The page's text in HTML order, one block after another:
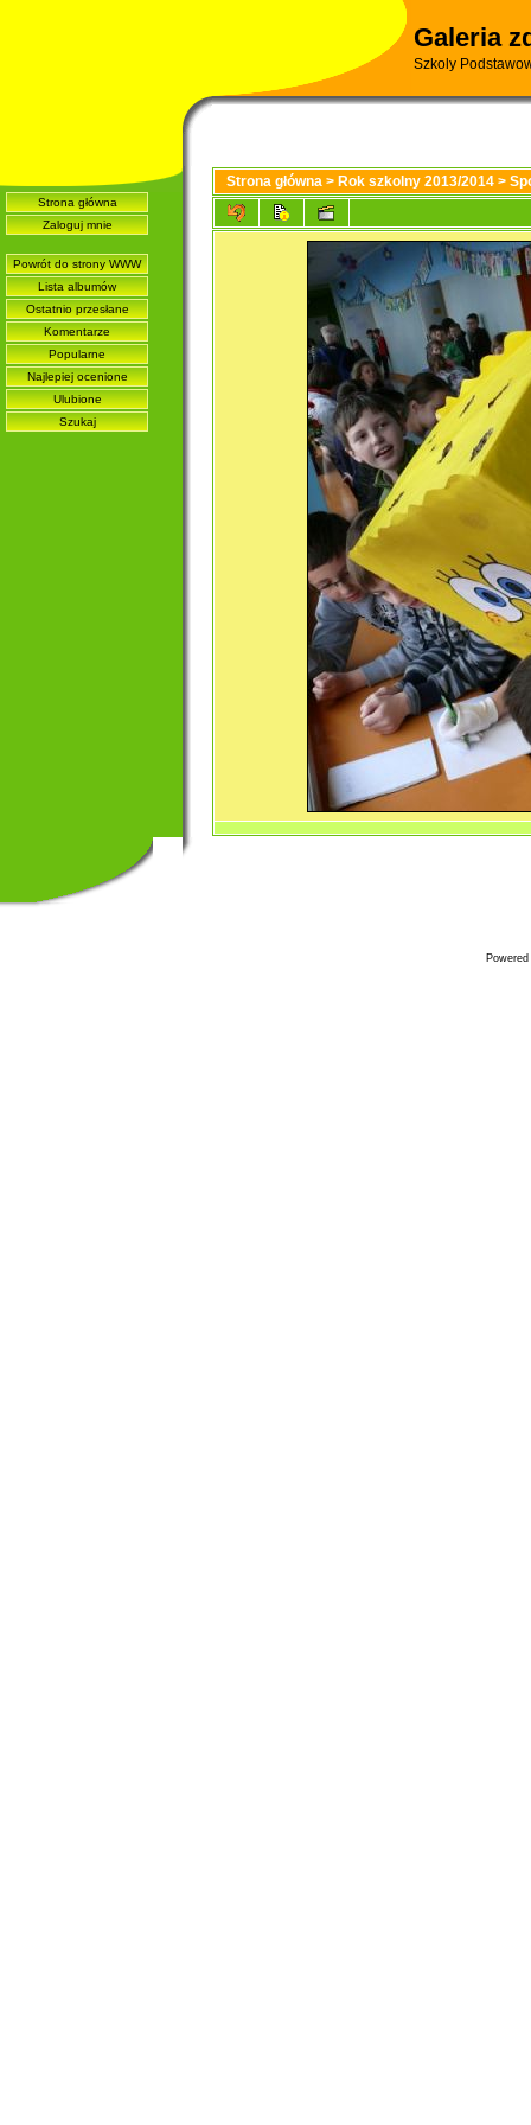
Galeria
Szkoly
Strona główna
Zaloguj mnie
Powrót do strony WWW
Lista albumów
Ostatnio przesłane
Komentarze
Popularne
Najlepiej ocenione
Ulubione
Szukaj
Strona główna > Rok szkolny 2013/2014 >